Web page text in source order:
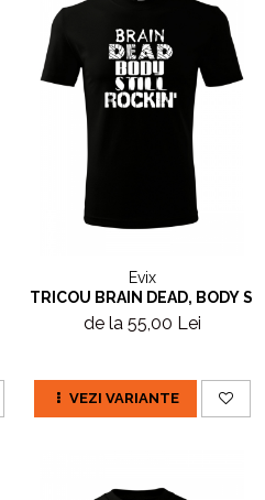
Evix
TRICOU BRAIN DEAD, BODY
de la 55,00 Lei
VEZI VARIANTE